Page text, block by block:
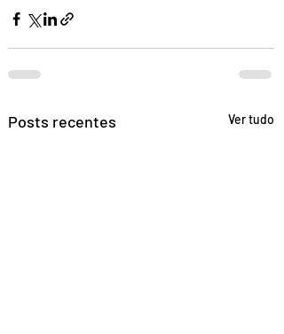
Posts recentes Ver tudo